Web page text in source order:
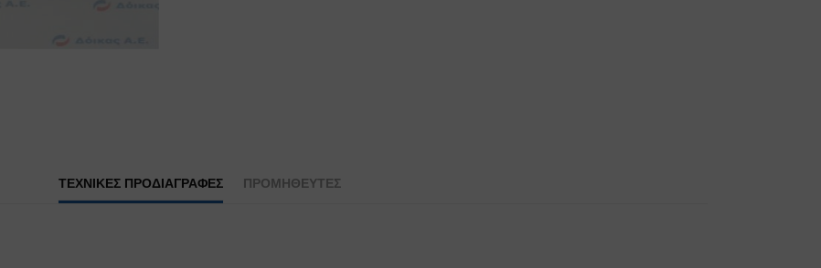
ΤΕΧΝΙΚΕΣ ΠΡΟΔΙΑΓΡΑΦΕΣ ΠΡΟΜΗΘΕΥΤΕΣ